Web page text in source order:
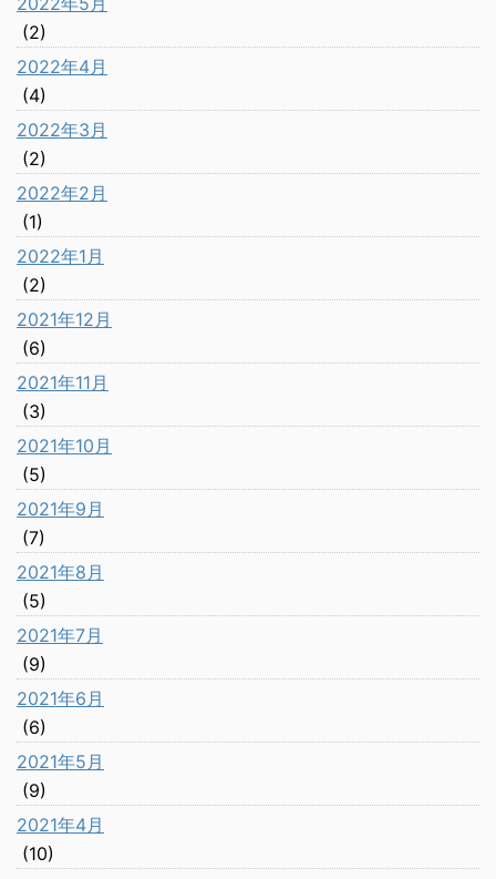
(2)
2022年4月
(4)
2022年3月
(2)
2022年2月
(1)
2022年1月
(2)
2021年12月
(6)
2021年11月
(3)
2021年10月
(5)
2021年9月
(7)
2021年8月
(5)
2021年7月
(9)
2021年6月
(6)
2021年5月
(9)
2021年4月
(10)